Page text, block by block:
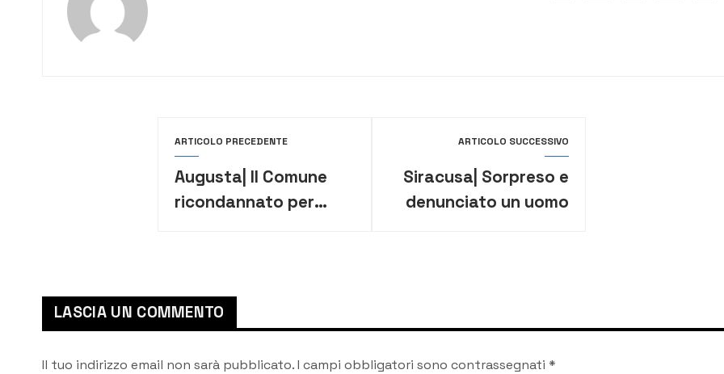
ARTICOLO PRECEDENTE
Augusta| Il Comune
ricondannato per
totale
ARTICOLO SUCCESSIVO
Siracusa| Sorpreso e
denunciato un uomo
LASCIA UN COMMENTO
Il tuo indirizzo email non sarà pubblicato.I campi obbligatori sono contrassegnati *